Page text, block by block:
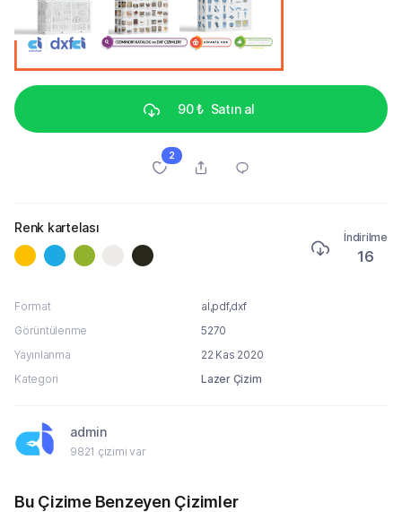
90 ₺ Satın al
2
Renk kartelası
İndirilme
16
Format
aİ,pdf,dxf
Görüntülenme
5270
Yayınlanma
22 Kas 2020
Kategori
Lazer Çizim
admin
9821 çizimi var
Bu Çizime Benzeyen Çizimler